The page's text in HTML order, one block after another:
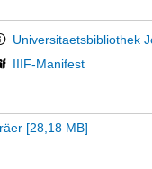
Universitaetsbibliothek
IIIF-Manifest
[28,18 MB]